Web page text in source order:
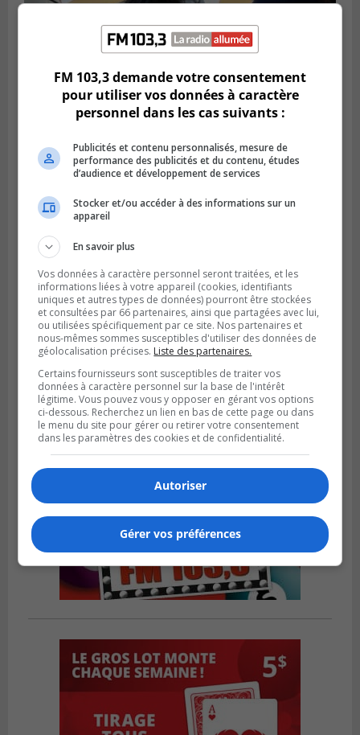
Publié le 7 août 2026 à 08h57
La CCIVRR veut revitaliser le terrain de
GREENFIELD PARK
Publié le 6 août 2026 à 13h45
Greenfield Park veut s’armer contre les
fortes
pluies
FM 103,3 demande votre consentement
pour utiliser vos données à caractère
personnel dans les cas suivants :
Publicités et contenu personnalisés, mesure de
performance des publicités et du contenu, études
d’audience et développement de services
Stocker et/ou accéder à des informations sur un
appareil
En savoir plus
Vos données à caractère personnel seront traitées, et les
informations liées à votre appareil (cookies, identifiants
uniques et autres types de données) pourront être stockées
et consultées par 66 partenaires, ainsi que partagées avec lui,
ou utilisées spécifiquement par ce site. Nos partenaires et
nous-mêmes sommes susceptibles d'utiliser des données de
géolocalisation précises. Liste des partenaires.
Certains fournisseurs sont susceptibles de traiter vos
données à caractère personnel sur la base de l'intérêt
légitime. Vous pouvez vous y opposer en gérant vos options
ci-dessous. Recherchez un lien en bas de cette page ou dans
le menu du site pour gérer ou retirer votre consentement
dans les paramètres des cookies et de confidentialité.
Autoriser
Gérer vos préférences